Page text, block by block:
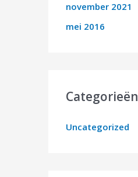
november 2021
mei 2016
Categorieën
Uncategorized